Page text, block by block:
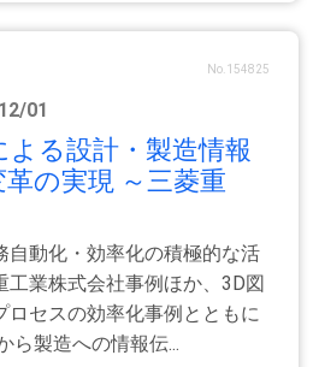
No.154825
01
よる設計・製造情報
の実現 ～三菱重
自動化・効率化の積極的な活
工業株式会社事例ほか、3D図
ロセスの効率化事例とともに
ら製造への情報伝...